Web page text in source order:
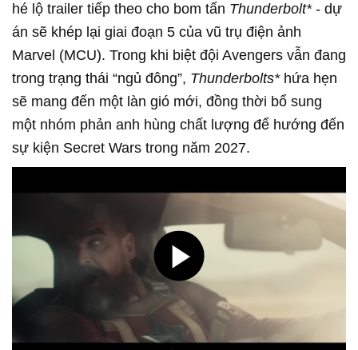
hé lộ trailer tiếp theo cho bom tấn Thunderbolt* - dự
án sẽ khép lại giai đoạn 5 của vũ trụ điện ảnh
Marvel (MCU). Trong khi biệt đội Avengers vẫn đang
trong trạng thái “ngủ đông”, Thunderbolts* hứa hẹn
sẽ mang đến một làn gió mới, đồng thời bổ sung
một nhóm phản anh hùng chất lượng để hướng đến
sự kiện Secret Wars trong năm 2027.